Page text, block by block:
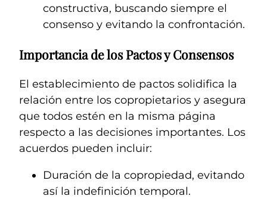
constructiva, buscando siempre el
consenso y evitando la confrontación.
Importancia de los Pactos y Consensos
El establecimiento de pactos solidifica la
relación entre los copropietarios y asegura
que todos estén en la misma página
respecto a las decisiones importantes. Los
acuerdos pueden incluir:
Duración de la copropiedad, evitando
así la indefinición temporal.